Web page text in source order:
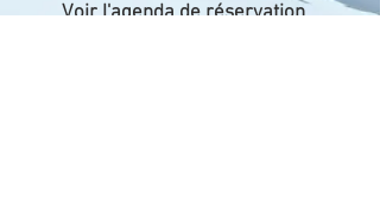
Voir l'agenda de réservation